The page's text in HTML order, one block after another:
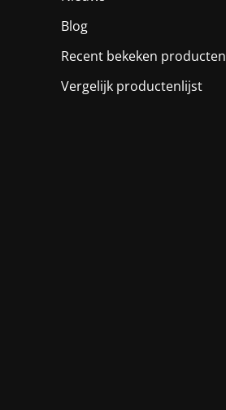
Blog
Recent bekeken producten
Vergelijk productenlijst